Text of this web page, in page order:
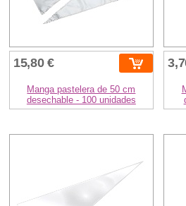
15,80 €
Manga pastelera de 50 cm
desechable - 100 unidades